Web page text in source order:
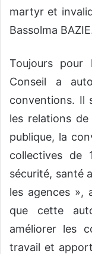
martyr et
Bassolma
Toujours
Conseil a
conventions. Il
les relations
publique, la
collectives de
sécurité, santé
les agences »,
que cette
améliorer les
travail et